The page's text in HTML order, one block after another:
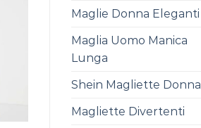
Maglie Donna Eleganti
Maglia Uomo Manica
Lunga
Shein Magliette Donna
Magliette Divertenti